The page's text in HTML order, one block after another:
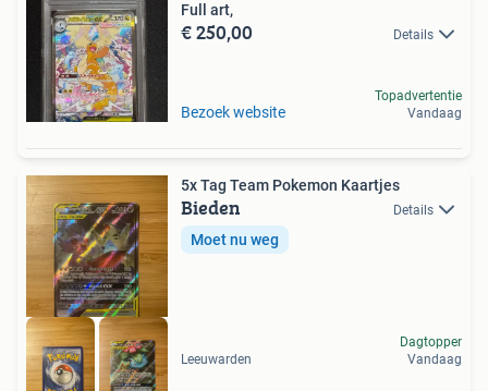
Full art,
€ 250,00 Details
Bezoek website
Topadvertentie
Vandaag
5x Tag Team Pokemon Kaartjes
Bieden Details
Moet nu weg
Leeuwarden
Dagtopper
Vandaag